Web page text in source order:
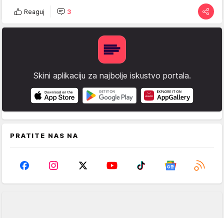
Reaguj 3
Skini aplikaciju za najbolje iskustvo portala.
PRATITE NAS NA